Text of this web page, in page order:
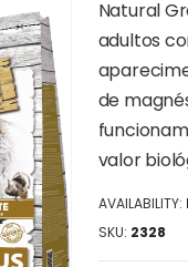
Natural
adultos
de
valor
AVAILABILITY:
SKU 2328